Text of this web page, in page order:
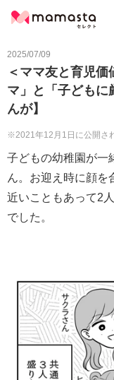
2025/07/09
＜ママ友と育児
マ」と「子どもに
んが】
※2021年12月1日に公開さ
子どもの幼稚園が一
ん。お迎え時に顔を
近いこともあって2
でした。